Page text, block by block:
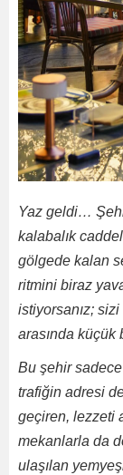
Yaz geldi…
kalabalık
gölgede kalan
ritmini biraz
istiyorsanız;
arasında küçük
Bu şehir sadece
trafiğin adresi
geçiren, lezzeti
mekanlarla da
ulaşılan